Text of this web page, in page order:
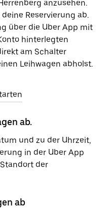
anzusehen.
Reservierung ab.
über die Uber App mit
hinterlegten
am Schalter
Leihwagen abholst.
ab.
und zu der Uhrzeit,
in der Uber App
der
ab